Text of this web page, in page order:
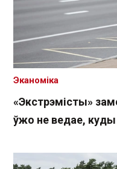
«Экстрэмісты»
ўжо не ведае, куды
Эканоміка